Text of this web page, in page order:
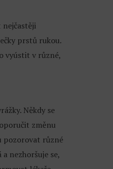
prstů rukou.
vyústit v různé,
Někdy se
změnu
pozorovat různé
nezhoršuje se,